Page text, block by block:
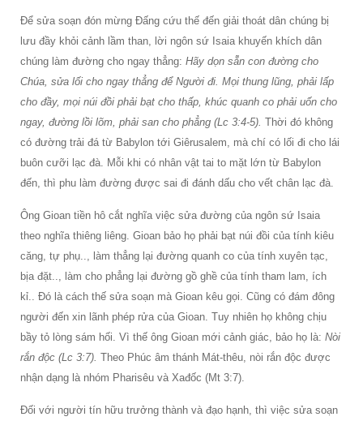
Ðể sửa soạn đón mừng Đấng cứu thế đến giải thoát dân chúng bị
lưu đầy khỏi cảnh lầm than, lời ngôn sứ Isaia khuyến khích dân
chúng làm đường cho ngay thẳng: Hãy dọn sẵn con đường cho
Chúa, sửa lối cho ngay thẳng để Người đi. Mọi thung lũng, phải lấp
cho đầy, mọi núi đồi phải bạt cho thấp, khúc quanh co phải uốn cho
ngay, đường lồi lõm, phải san cho phẳng (Lc 3:4-5). Thời đó không
có đường trải đá từ Babylon tới Giêrusalem, mà chí có lối đi cho lái
buôn cưỡi lạc đà. Mỗi khi có nhân vật tai to mặt lớn từ Babylon
đến, thì phu làm đường được sai đi đánh dấu cho vết chân lạc đà.
Ông Gioan tiền hô cắt nghĩa việc sửa đường của ngôn sứ Isaia
theo nghĩa thiêng liêng. Gioan bảo họ phải bạt núi đồi của tính kiêu
căng, tự phụ.., làm thẳng lại đường quanh co của tính xuyên tạc,
bịa đặt.., làm cho phẳng lại đường gồ ghề của tính tham lam, ích
kỉ.. Ðó là cách thế sửa soạn mà Gioan kêu gọi. Cũng có đám đông
người đến xin lãnh phép rửa của Gioan. Tuy nhiên họ không chịu
bầy tỏ lòng sám hối. Vì thế ông Gioan mới cảnh giác, bảo họ là: Nòi
rắn độc (Lc 3:7). Theo Phúc âm thánh Mát-thêu, nòi rắn độc được
nhận dạng là nhóm Pharisêu và Xađốc (Mt 3:7).
Ðối với người tín hữu trưởng thành và đạo hạnh, thì việc sửa soạn